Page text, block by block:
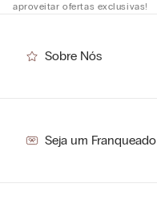
aproveitar ofertas exclusivas!
Sobre Nós
Seja um Franqueado